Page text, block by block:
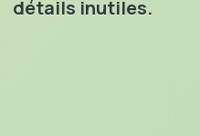
détails inutiles.